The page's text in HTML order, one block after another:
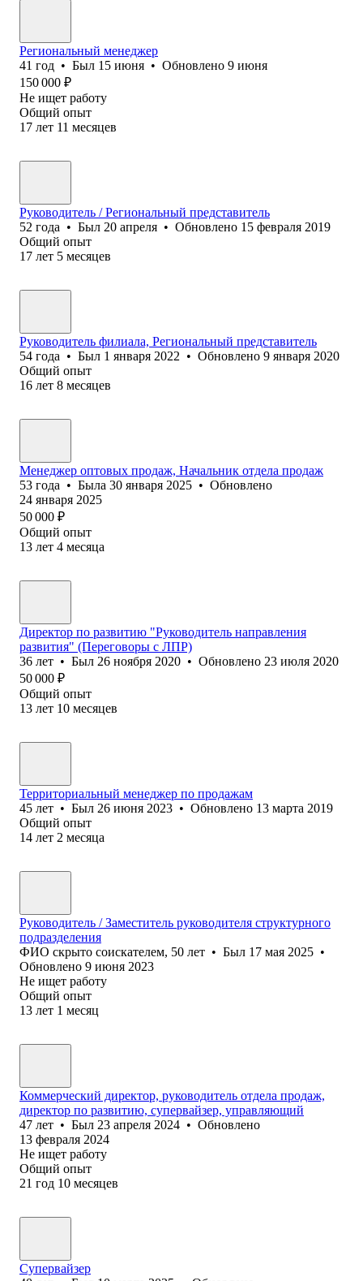
Региональный менеджер
41 год • Был 15 июня • Обновлено 9 июня
150 000 ₽
Не ищет работу
Общий опыт
17 лет 11 месяцев
Руководитель / Региональный представитель
52 года • Был 20 апреля • Обновлено 15 февраля 2019
Общий опыт
17 лет 5 месяцев
Руководитель филиала, Региональный представитель
54 года • Был 1 января 2022 • Обновлено 9 января 2020
Общий опыт
16 лет 8 месяцев
Менеджер оптовых продаж, Начальник отдела продаж
53 года • Была 30 января 2025 • Обновлено
24 января 2025
50 000 ₽
Общий опыт
13 лет 4 месяца
Директор по развитию "Руководитель направления
развития" (Переговоры с ЛПР)
36 лет • Был 26 ноября 2020 • Обновлено 23 июля 2020
50 000 ₽
Общий опыт
13 лет 10 месяцев
Территориальный менеджер по продажам
45 лет • Был 26 июня 2023 • Обновлено 13 марта 2019
Общий опыт
14 лет 2 месяца
Руководитель / Заместитель руководителя структурного
подразделения
ФИО скрыто соискателем, 50 лет • Был 17 мая 2025 •
Обновлено 9 июня 2023
Не ищет работу
Общий опыт
13 лет 1 месяц
Коммерческий директор, руководитель отдела продаж,
директор по развитию, супервайзер, управляющий
47 лет • Был 23 апреля 2024 • Обновлено
13 февраля 2024
Не ищет работу
Общий опыт
21 год 10 месяцев
Супервайзер